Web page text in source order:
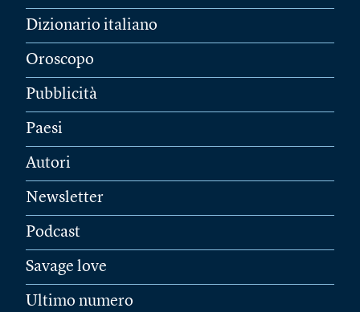
Dizionario italiano
Oroscopo
Pubblicità
Paesi
Autori
Newsletter
Podcast
Savage love
Ultimo numero